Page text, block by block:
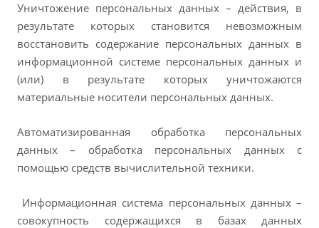
Уничтожение персональных данных – действия, в
результате которых становится невозможным
восстановить содержание персональных данных в
информационной системе персональных данных и
(или) в результате которых уничтожаются
материальные носители персональных данных.
Автоматизированная обработка персональных
данных – обработка персональных данных с
помощью средств вычислительной техники.
Информационная система персональных данных –
совокупность содержащихся в базах данных